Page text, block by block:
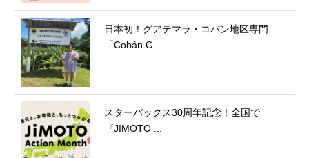
日本初！グアテマラ・コバン地区専門
「Cobán C...
スターバックス30周年記念！全国で
『JIMOTO ...